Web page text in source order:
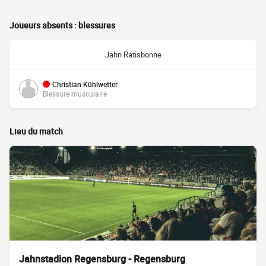
Joueurs absents : blessures
Jahn Ratisbonne
Christian Kühlwetter
Blessure musculaire
Lieu du match
Jahnstadion Regensburg - Regensburg